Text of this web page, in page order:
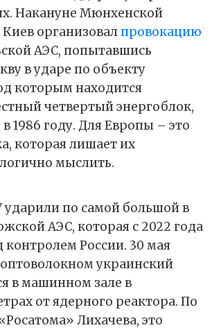
Накануне Мюнхенской
организовалпровокацию
АЭС, попытавшись
в ударе по объекту
которым находится
четвертый энергоблок,
1986 году. Для Европы – это
которая лишает их
мыслить.
ударили по самой большой в
АЭС, которая с 2022 года
контролем России. 30 мая
украинский
в машинном зале в
от ядерного реактора. По
Лихачева, это